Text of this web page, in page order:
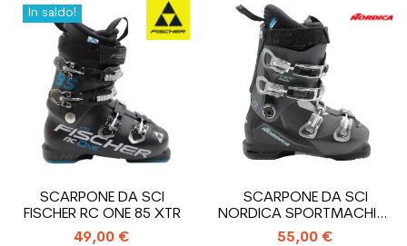
SCARPONE DA SCI
FISCHER RC ONE 85 XTR
49,00 €
In saldo!
SCARPONE DA SCI
NORDICA SPORTMACHINE
75 WR USATO
55,00 €